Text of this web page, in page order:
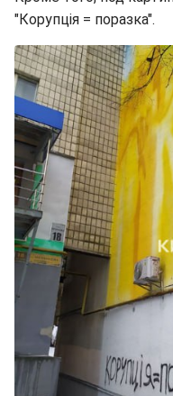
"Корупція = поразка".